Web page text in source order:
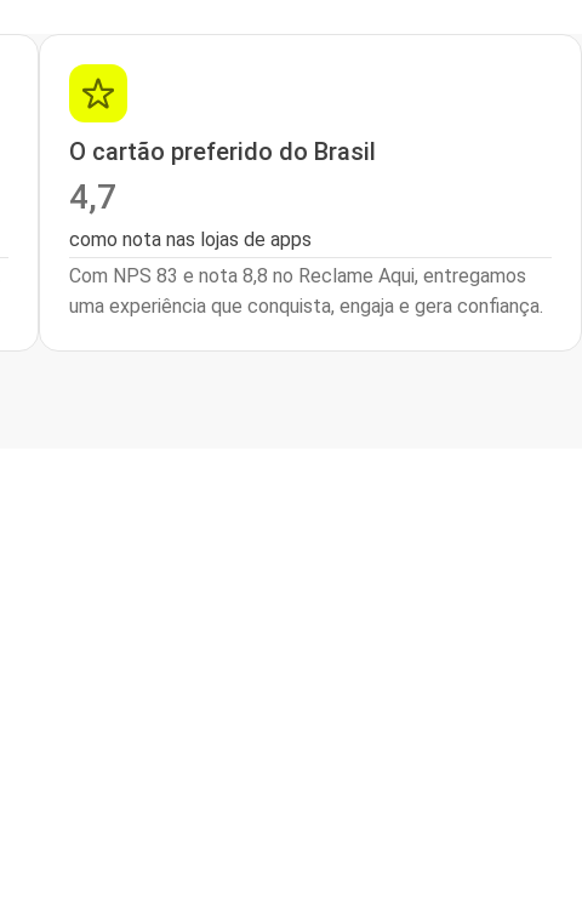
O cartão preferido do Brasil
4,7
como nota nas lojas de apps
Com NPS 83 e nota 8,8 no Reclame Aqui, entregamos
uma experiência que conquista, engaja e gera confiança.